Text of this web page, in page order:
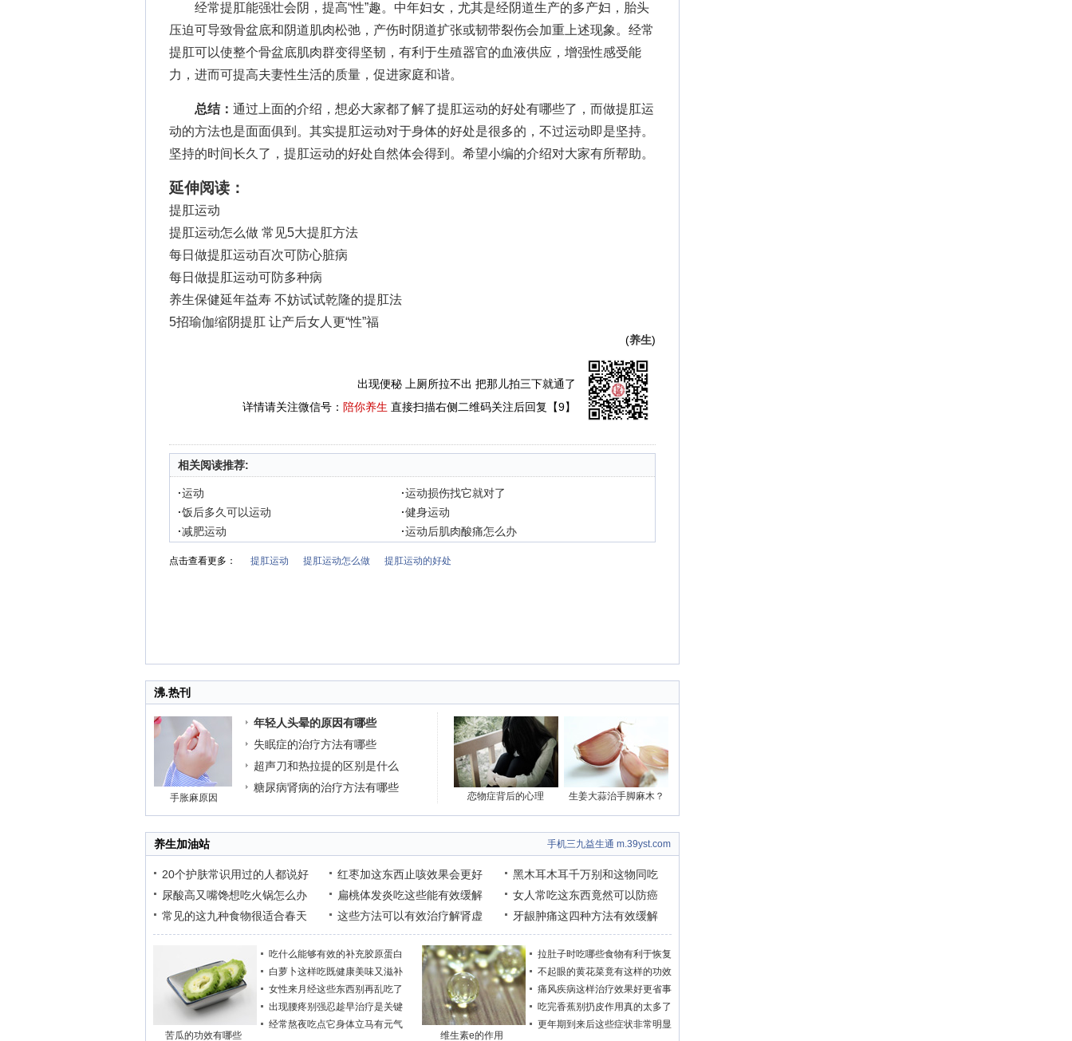
经常提肛能强壮会阴，提高“性”趣。中年妇女，尤其是经阴道生产的多产妇，胎头
压迫可导致骨盆底和阴道肌肉松弛，产伤时阴道扩张或韧带裂伤会加重上述现象。经常
提肛可以使整个骨盆底肌肉群变得坚韧，有利于生殖器官的血液供应，增强性感受能
力，进而可提高夫妻性生活的质量，促进家庭和谐。
总结： 通过上面的介绍，想必大家都了解了提肛运动的好处有哪些了，而做提肛运
动的方法也是面面俱到。其实提肛运动对于身体的好处是很多的，不过运动即是坚持。
坚持的时间长久了，提肛运动的好处自然体会得到。希望小编的介绍对大家有所帮助。
延伸阅读：
提肛运动
提肛运动怎么做 常见5大提肛方法
每日做提肛运动百次可防心脏病
每日做提肛运动可防多种病
养生保健延年益寿 不妨试试乾隆的提肛法
5招瑜伽缩阴提肛 让产后女人更“性”福
(养生)
出现便秘 上厕所拉不出 把那儿拍三下就通了
详情请关注微信号： 陪你养生 直接扫描右侧二维码关注后回复【9】
相关阅读推荐:
·运动 ·运动损伤找它就对了
·饭后多久可以运动 ·健身运动
·减肥运动 ·运动后肌肉酸痛怎么办
点击查看更多： 提肛运动 提肛运动怎么做 提肛运动的好处
沸.热刊
手胀麻原因
年轻人头晕的原因有哪些
失眠症的治疗方法有哪些
超声刀和热拉提的区别是什么
糖尿病肾病的治疗方法有哪些
恋物症背后的心理 生姜大蒜治手脚麻木？
养生加油站 手机三九益生通 m.39yst.com
20个护肤常识用过的人都说好
尿酸高又嘴馋想吃火锅怎么办
常见的这九种食物很适合春天
红枣加这东西止咳效果会更好
扁桃体发炎吃这些能有效缓解
这些方法可以有效治疗解肾虚
黑木耳木耳千万别和这物同吃
女人常吃这东西竟然可以防癌
牙龈肿痛这四种方法有效缓解
苦瓜的功效有哪些
吃什么能够有效的补充胶原蛋白
白萝卜这样吃既健康美味又滋补
女性来月经这些东西别再乱吃了
出现腰疼别强忍趁早治疗是关键
经常熬夜吃点它身体立马有元气
维生素e的作用
拉肚子时吃哪些食物有利于恢复
不起眼的黄花菜竟有这样的功效
痛风疾病这样治疗效果好更省事
吃完香蕉别扔皮作用真的太多了
更年期到来后这些症状非常明显